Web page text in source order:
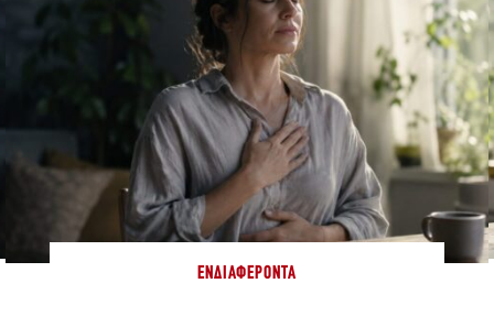
ΕΝΔΙΑΦΈΡΟΝΤΑ